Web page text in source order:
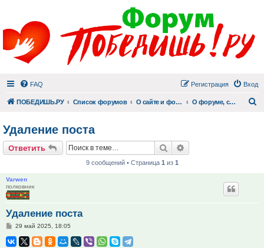
FAQ Вход
Регистрация
ПОБЕДИШЬ.РУ Список форумов О сайте и форуме О форуме, сайте и модерации
Удаление поста
Ответить Поиск
9 сообщений • Страница 1 из 1
Varwen
полковник
Удаление поста
Сообщение
29 май 2025, 18:05